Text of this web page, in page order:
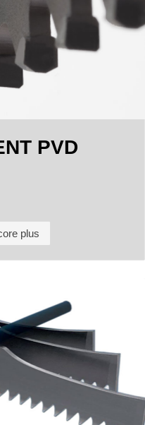
PVD
plus